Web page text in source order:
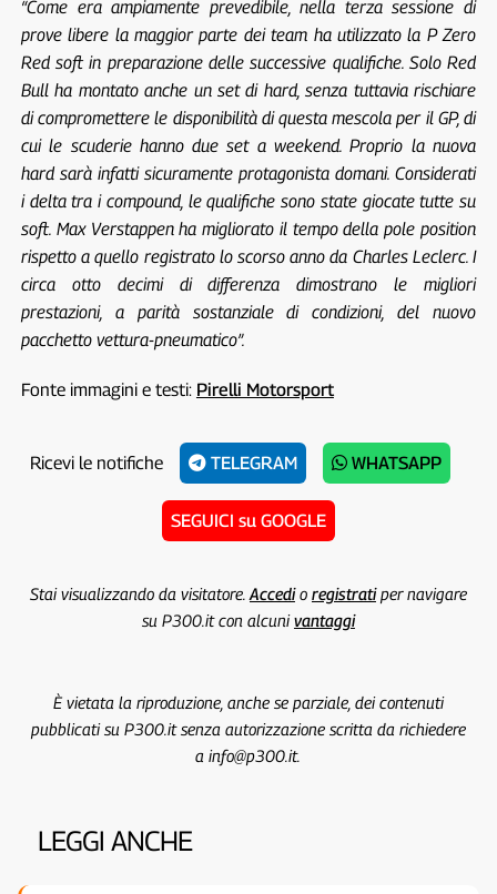
“Come era ampiamente prevedibile, nella terza sessione di
prove libere la maggior parte dei team ha utilizzato la P Zero
Red soft in preparazione delle successive qualifiche. Solo Red
Bull ha montato anche un set di hard, senza tuttavia rischiare
di compromettere le disponibilità di questa mescola per il GP, di
cui le scuderie hanno due set a weekend. Proprio la nuova
hard sarà infatti sicuramente protagonista domani. Considerati
i delta tra i compound, le qualifiche sono state giocate tutte su
soft. Max Verstappen ha migliorato il tempo della pole position
rispetto a quello registrato lo scorso anno da Charles Leclerc. I
circa otto decimi di differenza dimostrano le migliori
prestazioni, a parità sostanziale di condizioni, del nuovo
pacchetto vettura-pneumatico”.
Fonte immagini e testi: Pirelli Motorsport
Ricevi le notifiche TELEGRAM WHATSAPP
SEGUICI su GOOGLE
Stai visualizzando da visitatore. Accedio registratiper navigare
su P300.it con alcunivantaggi
È vietata la riproduzione, anche se parziale, dei contenuti
pubblicati su P300.it senza autorizzazione scritta da richiedere
a info@p300.it.
LEGGI ANCHE